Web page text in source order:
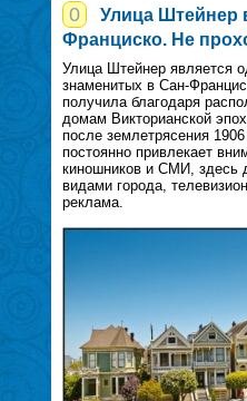
0
Улица Штейнер
Франциско. Не
Улица Штейнер является
знаменитых в Сан-
получила благодаря
домам Викторианской
после землетрясения
постоянно привлекает
киношников и СМИ, здесь
видами города,
реклама.